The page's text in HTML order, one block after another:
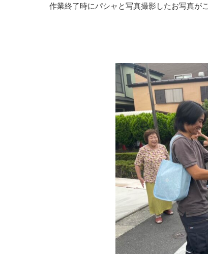
作業終了時にパシャと写真撮影したお写真が